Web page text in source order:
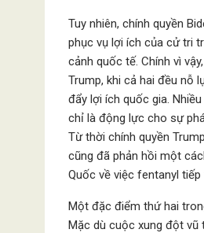
Tuy nhiên, chính quyền
phục vụ lợi ích của cử tri
cảnh quốc tế. Chính vì
Trump, khi cả hai đều nỗ
đẩy lợi ích quốc gia.
chỉ là động lực cho sự
Từ thời chính quyền
cũng đã phản hồi một
Quốc về việc fentanyl
Một đặc điểm thứ hai
Mặc dù cuộc xung đột vũ